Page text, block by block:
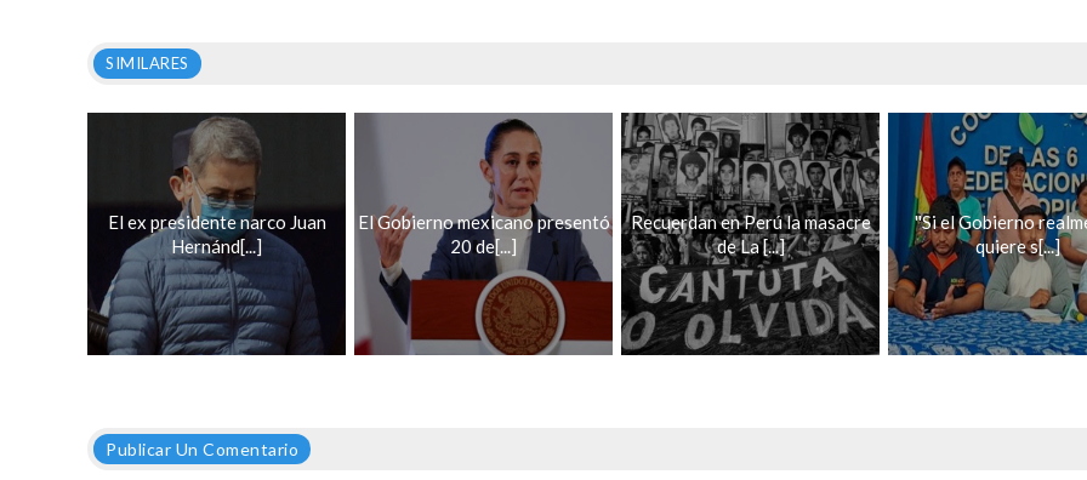
SIMILARES
El ex presidente narco Juan
Hernánd[...]
El Gobierno mexicano presentó
20 de[...]
Recuerdan en Perú la masacre
de La [...]
''Si el Gobierno
quiere s[...]
Publicar Un Comentario